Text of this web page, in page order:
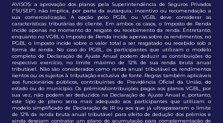
AVISOS: a aprovação dos planos pela Superintendência de Seguros Privados
(“SUSEP”) não implica, por parte da autarquia, incentivo ou recomendação a
sua comercialização. A opção pelo PGBL ou VGBL deve considerar as
características tributárias do cliente. Em ambos os casos, o Imposto de Renda
incide apenas no momento do resgate ou recebimento da renda. Entretanto,
enquanto no VGBL o Imposto de Renda incide apenas sobre os rendimentos, no
PGBL o imposto incide sobre o valor total a ser resgatado ou recebido sob a
forma de renda. No caso do PGBL, os participantes que utilizam o modelo
completo de Declaração de Ajuste Anual podem deduzir as contribuições do
respectivo exercício, no limite máximo de 12% de sua renda bruta anual
tributável. Não são considerados como renda anual tributável os rendimentos
isentos ou os sujeitos à tributação exclusiva de fonte. Regras também aplicáveis
aos funcionários públicos, contribuintes de Previdência Oficial da União, do
estado ou do município. Os prêmios/contribuições pagos aos planos VGBL, por
sua vez, não podem ser deduzidos na Declaração de Ajuste Anual e, portanto,
este tipo de plano seria mais adequado aos participantes que utilizam o
modelo simplificado de Declaração de IR ou aos que já ultrapassaram o limite
de 12% da renda bruta anual tributável para efeito de dedução dos prêmios e
ainda desejam contratar um plano de acumulação para complementação de